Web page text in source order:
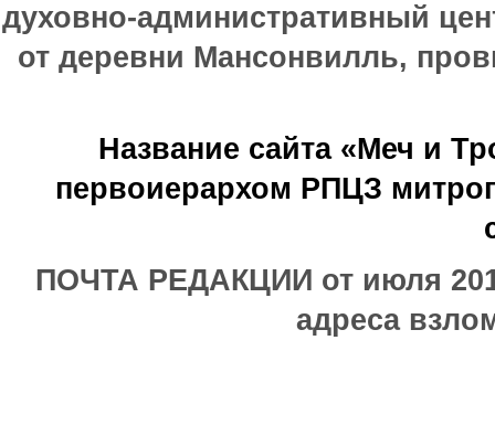
духовно-административный
от деревни Мансонвилль,
Название сайта «Меч и
первоиерархом РПЦЗ
ПОЧТА РЕДАКЦИИ от июля
адреса